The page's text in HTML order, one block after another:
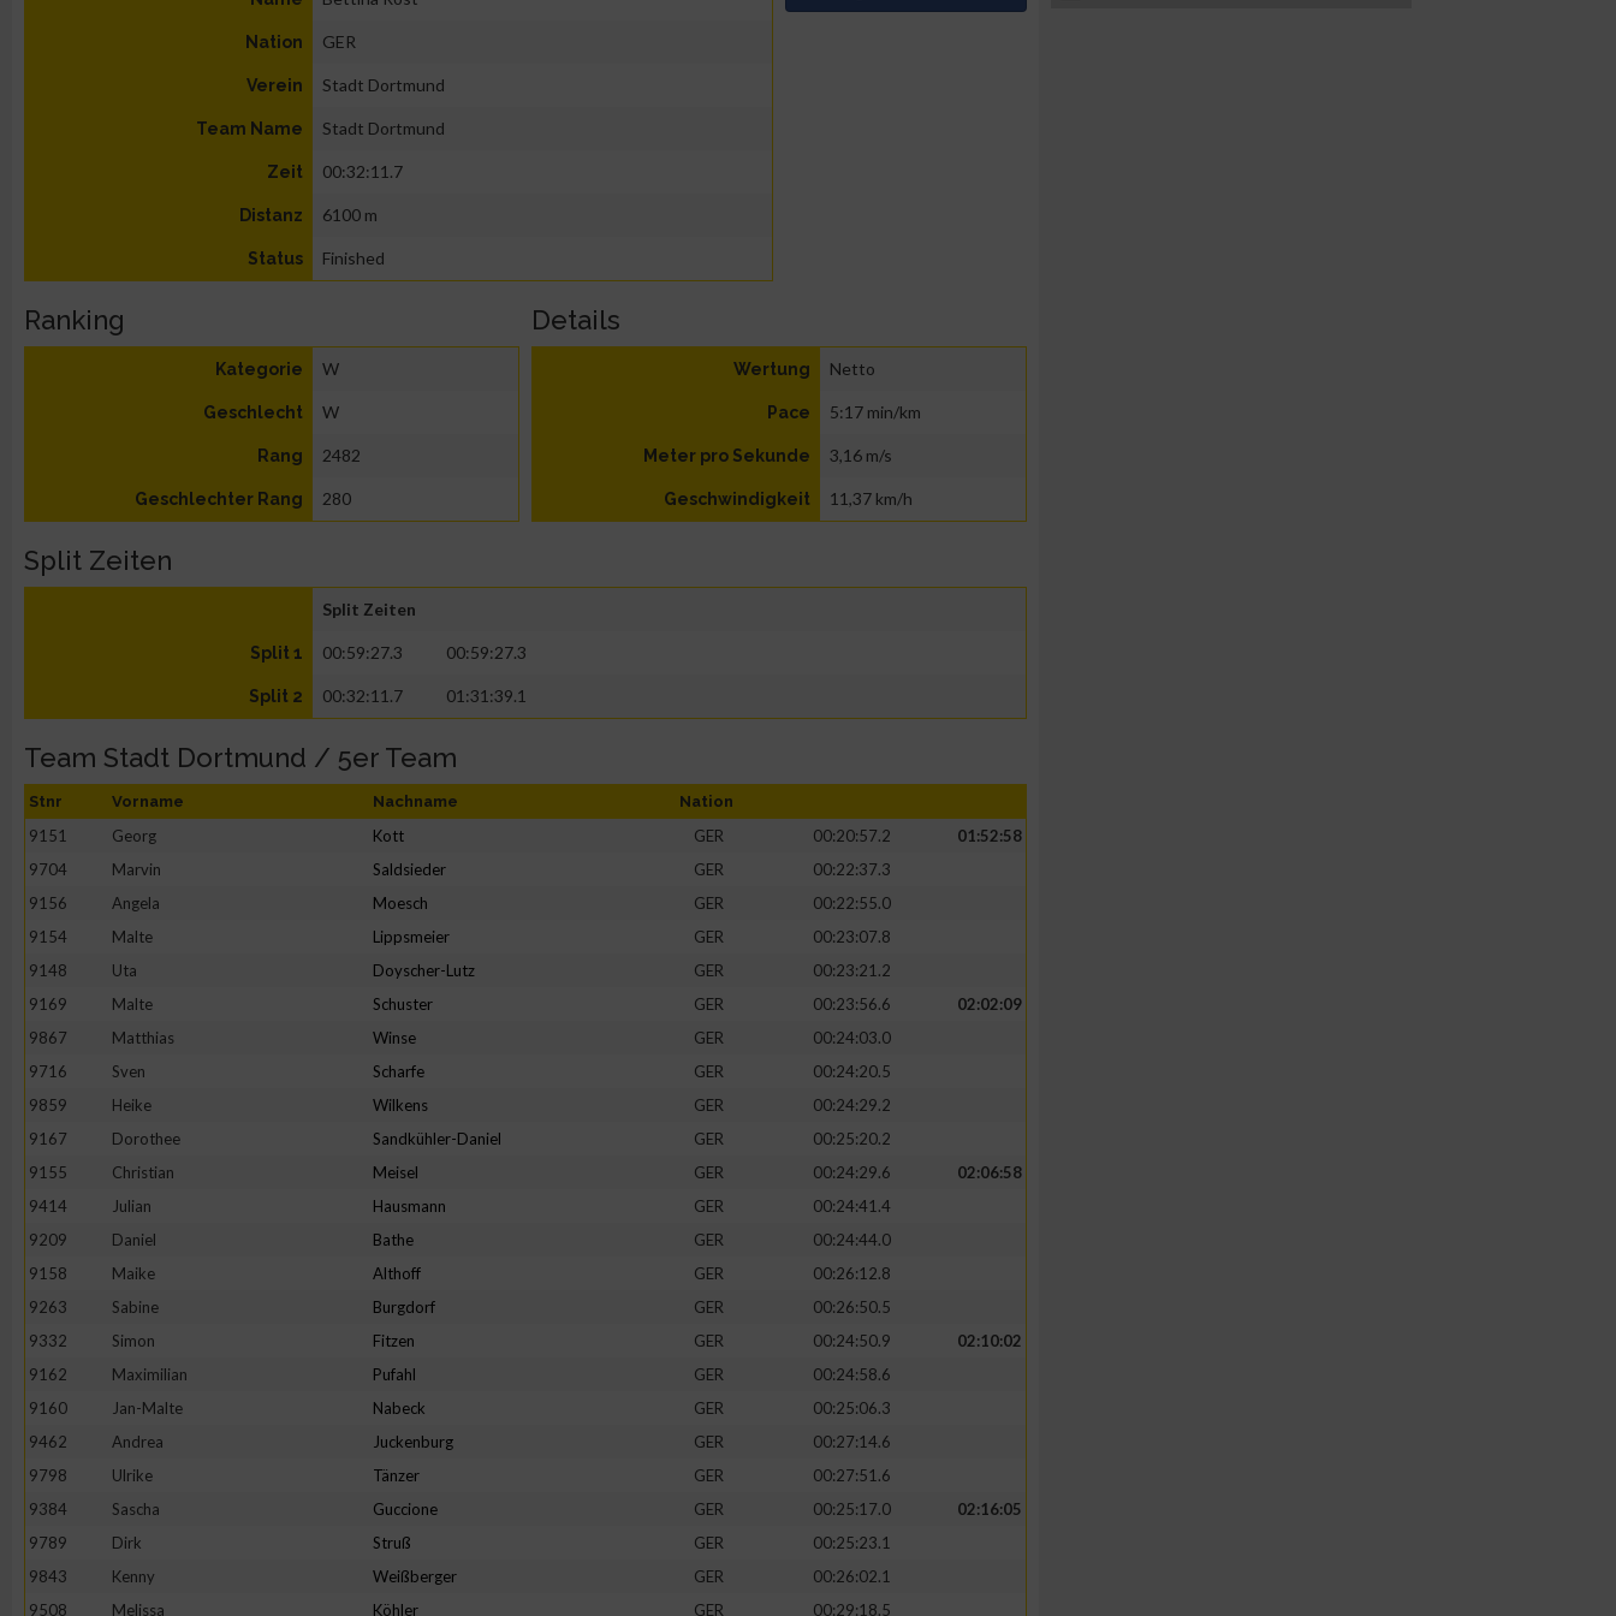
Nation GER
Verein Stadt Dortmund
Team Name Stadt Dortmund
Zeit 00:32:11.7
Distanz 6100 m
Status Finished
Ranking
Kategorie W
Geschlecht W
Rang 2482
Geschlechter Rang 280
Details
Wertung Netto
Pace 5:17 min/km
Meter pro Sekunde 3,16 m/s
Geschwindigkeit 11,37 km/h
Split Zeiten
Split Zeiten
Split 1 00:59:27.3 00:59:27.3
Split 2 00:32:11.7 01:31:39.1
Team Stadt Dortmund / 5er Team
Stnr Vorname Nachname Nation
9151 Georg Kott GER 00:20:57.2
01:52:58
9704
Marvin Saldsieder GER
00:22:37.3
9156
Angela Moesch GER
00:22:55.0
9154
Malte Lippsmeier GER
00:23:07.8
9148
Uta Doyscher-Lutz GER
00:23:21.2
9169
Malte Schuster GER 00:23:56.6
02:02:09
9867
Matthias Winse GER
00:24:03.0
9716
Sven Scharfe GER
00:24:20.5
9859
Heike Wilkens GER
00:24:29.2
9167
Dorothee Sandkühler-Daniel GER
00:25:20.2
9155
Christian Meisel GER 00:24:29.6
02:06:58
9414
Julian Hausmann GER
00:24:41.4
9209
Daniel Bathe GER
00:24:44.0
9158
Maike Althoff GER
00:26:12.8
9263
Sabine Burgdorf GER
00:26:50.5
9332
Simon Fitzen GER 00:24:50.9
02:10:02
9162
Maximilian Pufahl GER
00:24:58.6
9160
Jan-Malte Nabeck GER
00:25:06.3
9462
Andrea Juckenburg GER
00:27:14.6
9798
Ulrike Tänzer GER
00:27:51.6
9384
Sascha Guccione GER 00:25:17.0
02:16:05
9789
Dirk Struß GER
00:25:23.1
9843
Kenny Weißberger GER
00:26:02.1
9508
Melissa Köhler GER
00:29:18.5